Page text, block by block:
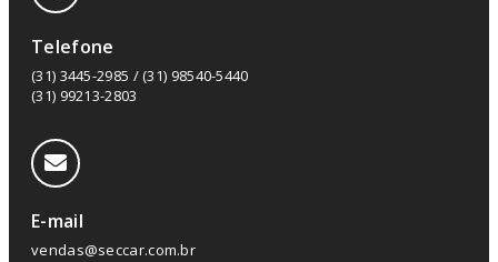
Telefone
(31) 3445-2985 / (31) 98540-5440
(31) 99213-2803
E-mail
vendas@seccar.com.br